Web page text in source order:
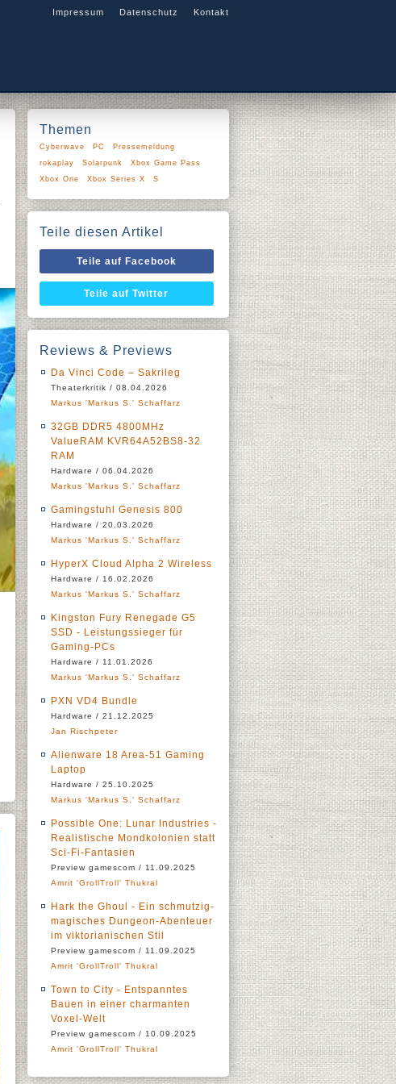
Impressum Datenschutz Kontakt
Themen
Cyberwave PC
Pressemeldung
rokaplay
Solarpunk
Xbox Game Pass
Xbox One
Xbox Series X S
Teile diesen Artikel
Teile auf Facebook
Teile auf Twitter
Reviews & Previews
Da Vinci Code – Sakrileg
Theaterkritik / 08.04.2026
Markus 'Markus S.' Schaffarz
32GB DDR5 4800MHz
ValueRAM KVR64A52BS8-32
RAM
Hardware / 06.04.2026
Markus 'Markus S.' Schaffarz
Gamingstuhl Genesis 800
Hardware / 20.03.2026
Markus 'Markus S.' Schaffarz
HyperX Cloud Alpha 2 Wireless
Hardware / 16.02.2026
Markus 'Markus S.' Schaffarz
Kingston Fury Renegade G5
SSD - Leistungssieger für
Gaming-PCs
Hardware / 11.01.2026
Markus 'Markus S.' Schaffarz
PXN VD4 Bundle
Hardware / 21.12.2025
Jan Rischpeter
Alienware 18 Area-51 Gaming
Laptop
Hardware / 25.10.2025
Markus 'Markus S.' Schaffarz
Possible One: Lunar Industries -
Realistische Mondkolonien statt
Sci-Fi-Fantasien
Preview gamescom / 11.09.2025
Amrit 'GrollTroll' Thukral
Hark the Ghoul - Ein schmutzig-
magisches Dungeon-Abenteuer
im viktorianischen Stil
Preview gamescom / 11.09.2025
Amrit 'GrollTroll' Thukral
Town to City - Entspanntes
Bauen in einer charmanten
Voxel-Welt
Preview gamescom / 10.09.2025
Amrit 'GrollTroll' Thukral